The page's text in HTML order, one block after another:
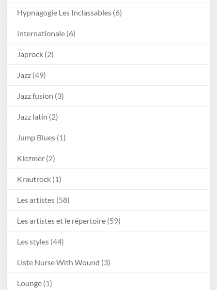
Hypnagogie Les Inclassables (6)
Internationale (6)
Japrock (2)
Jazz (49)
Jazz fusion (3)
Jazz latin (2)
Jump Blues (1)
Klezmer (2)
Krautrock (1)
Les artistes (58)
Les artistes et le répertoire (59)
Les styles (44)
Liste Nurse With Wound (3)
Lounge (1)